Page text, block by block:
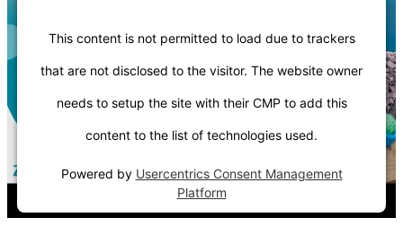
This content is not permitted to load due to trackers
that are not disclosed to the visitor. The website owner
needs to setup the site with their CMP to add this
content to the list of technologies used.
Powered by Usercentrics Consent Management
Platform